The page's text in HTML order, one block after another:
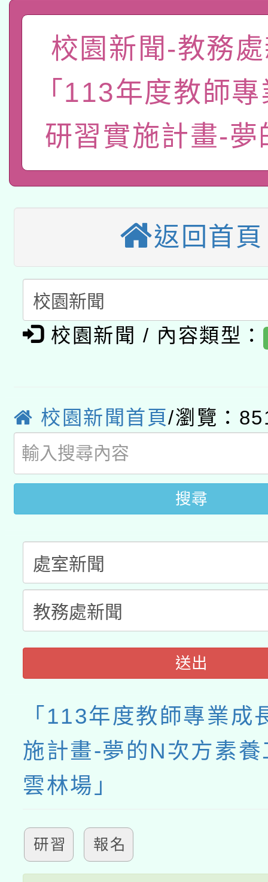
礎課程
A3數位素養講師名單
「數位內容與教學軟
pilot」
有關大陸委員會函釋公
薪期間赴陸應申請許可
轉知經濟部水利署委託
業技術研究院辦理「
用水績優單位及節水達
動」
115年8月22日(星期六
桃園市孔廟祈福系列
本校115學年度第2次
招甄選結果公告(無人
適應運動共學行動站研
本館辦理115年度閱讀
暨閱讀推動專業研習
科技賦能─人工智慧
礎課程
A3數位素養講師名單
「數位內容與教學軟
薪期間赴陸應申請許可
轉知經濟部水利署委託
業技術研究院辦理「
用水績優單位及節水達
115年8月22日(星期六
桃園市孔廟祈福系列
開 智慧啟航」
2026年桃園地景藝術
校園新聞-教務
「113年度教師
研習實施計畫-夢
返回首頁
校園新聞 / 內容類型：
校園新聞首頁/瀏覽：
搜尋
送出
「113年度教師專業成
施計畫-夢的N次方素
雲林場」
研習 報名